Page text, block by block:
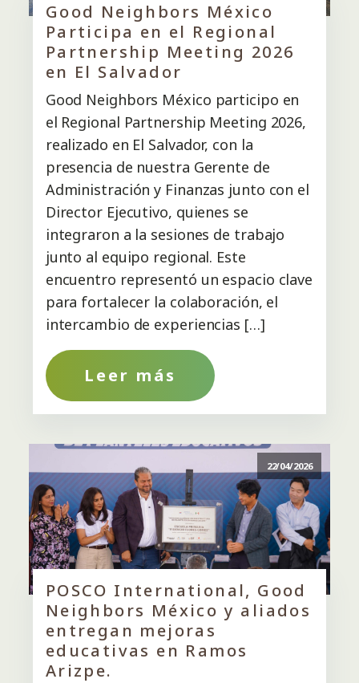
Good Neighbors México
Participa en el Regional
Partnership Meeting 2026
en El Salvador
Good Neighbors México participo en
el Regional Partnership Meeting 2026,
realizado en El Salvador, con la
presencia de nuestra Gerente de
Administración y Finanzas junto con el
Director Ejecutivo, quienes se
integraron a la sesiones de trabajo
junto al equipo regional. Este
encuentro representó un espacio clave
para fortalecer la colaboración, el
intercambio de experiencias […]
Leer más
22/04/2026
POSCO International, Good
Neighbors México y aliados
entregan mejoras
educativas en Ramos
Arizpe.